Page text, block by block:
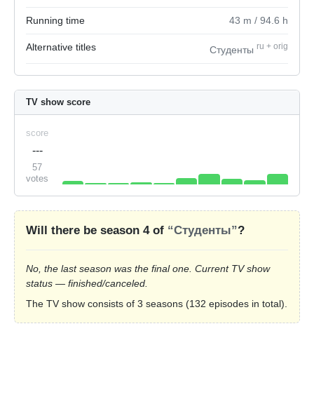
Running time 43 m / 94.6 h
Alternative titles Студенты ru + orig
TV show score
score
---
57
votes
Will there be season 4 of “Студенты”?
No, the last season was the final one. Current TV show
status — finished/canceled.
The TV show consists of 3 seasons (132 episodes in total).